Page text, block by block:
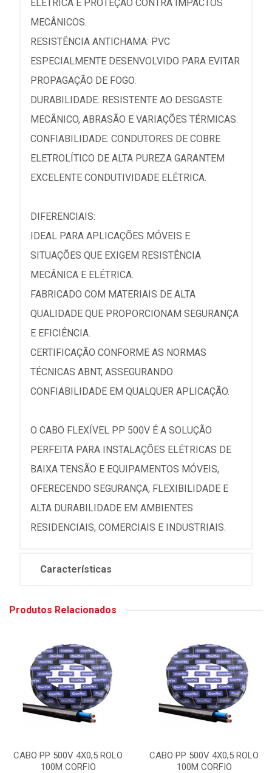
ELÉTRICA E PROTEÇÃO CONTRA IMPACTOS
MECÂNICOS.
RESISTÊNCIA ANTICHAMA: PVC
ESPECIALMENTE DESENVOLVIDO PARA EVITAR
PROPAGAÇÃO DE FOGO.
DURABILIDADE: RESISTENTE AO DESGASTE
MECÂNICO, ABRASÃO E VARIAÇÕES TÉRMICAS.
CONFIABILIDADE: CONDUTORES DE COBRE
ELETROLÍTICO DE ALTA PUREZA GARANTEM
EXCELENTE CONDUTIVIDADE ELÉTRICA.
DIFERENCIAIS:
IDEAL PARA APLICAÇÕES MÓVEIS E
SITUAÇÕES QUE EXIGEM RESISTÊNCIA
MECÂNICA E ELÉTRICA.
FABRICADO COM MATERIAIS DE ALTA
QUALIDADE QUE PROPORCIONAM SEGURANÇA
E EFICIÊNCIA.
CERTIFICAÇÃO CONFORME AS NORMAS
TÉCNICAS ABNT, ASSEGURANDO
CONFIABILIDADE EM QUALQUER APLICAÇÃO.
O CABO FLEXÍVEL PP 500V É A SOLUÇÃO
PERFEITA PARA INSTALAÇÕES ELÉTRICAS DE
BAIXA TENSÃO E EQUIPAMENTOS MÓVEIS,
OFERECENDO SEGURANÇA, FLEXIBILIDADE E
ALTA DURABILIDADE EM AMBIENTES
RESIDENCIAIS, COMERCIAIS E INDUSTRIAIS.
Características
Produtos Relacionados
CABO PP 500V 4X0,5 ROLO
100M CORFIO
CABO PP 500V 4X0,5 ROLO
100M CORFIO